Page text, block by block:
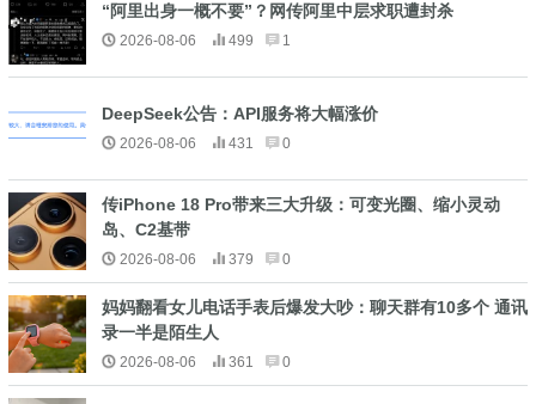
“阿里出身一概不要”？网传阿里中层求职遭封杀
2026-08-06 499 1
DeepSeek公告：API服务将大幅涨价
2026-08-06 431 0
传iPhone 18 Pro带来三大升级：可变光圈、缩小灵动
岛、C2基带
2026-08-06 379 0
妈妈翻看女儿电话手表后爆发大吵：聊天群有10多个 通讯
录一半是陌生人
2026-08-06 361 0